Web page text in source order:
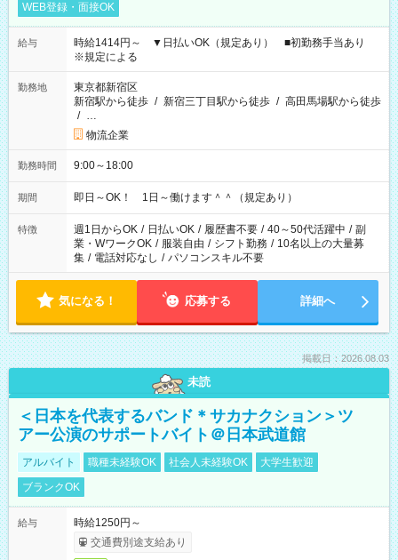
WEB登録・面接OK
給与
時給1414円～ ▼日払いOK（規定あり） ■初勤務手当あり
※規定による
勤務地
東京都新宿区
新宿駅から徒歩 / 新宿三丁目駅から徒歩 / 高田馬場駅から徒歩
/ …
物流企業
勤務時間 9:00～18:00
期間 即日～OK！ 1日～働けます＾＾（規定あり）
特徴 週1日からOK / 日払いOK / 履歴書不要 / 40～50代活躍中 / 副
業・WワークOK / 服装自由 / シフト勤務 / 10名以上の大量募
集 / 電話対応なし / パソコンスキル不要
気になる！ 応募する 詳細へ
掲載日：2026.08.03
未読
＜日本を代表するバンド＊サカナクション＞ツ
アー公演のサポートバイト＠日本武道館
アルバイト 職種未経験OK 社会人未経験OK
大学生歓迎
ブランクOK
給与
時給1250円～
交通費別途支給あり